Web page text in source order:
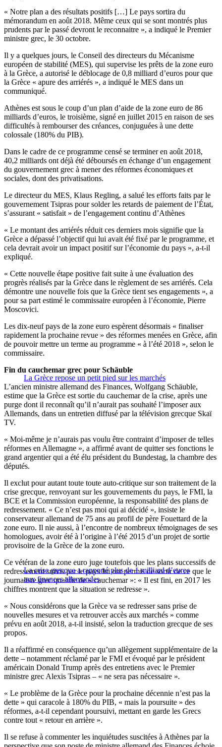
« Notre plan a des résultats positifs […] Le pays sortira du
mémorandum en août 2018. Même ceux qui se sont montrés plus
prudents par le passé devront le reconnaitre », a indiqué le Premier
ministre grec, le 30 octobre.
Il y a quelques jours, le Conseil des directeurs du Mécanisme
européen de stabilité (MES), qui supervise les prêts de la zone euro
à la Grèce, a autorisé le déblocage de 0,8 milliard d’euros pour que
la Grèce « apure des arriérés », a indiqué le MES dans un
communiqué.
Athènes est sous le coup d’un plan d’aide de la zone euro de 86
milliards d’euros, le troisième, signé en juillet 2015 en raison de ses
difficultés à rembourser des créances, conjuguées à une dette
colossale (180% du PIB).
Dans le cadre de ce programme censé se terminer en août 2018,
40,2 milliards ont déjà été déboursés en échange d’un engagement
du gouvernement grec à mener des réformes économiques et
sociales, dont des privatisations.
Le directeur du MES, Klaus Regling, a salué les efforts faits par le
gouvernement Tsipras pour solder les retards de paiement de l’État,
s’assurant « satisfait » de l’engagement continu d’Athènes
« Le montant des arriérés réduit ces derniers mois signifie que la
Grèce a dépassé l’objectif qui lui avait été fixé par le programme, et
cela devrait avoir un impact positif sur l’économie du pays », a-t-il
expliqué.
« Cette nouvelle étape positive fait suite à une évaluation des
progrès réalisés par la Grèce dans le règlement de ses arriérés. Cela
démontre une nouvelle fois que la Grèce tient ses engagements », a
pour sa part estimé le commissaire européen à l’économie, Pierre
Moscovici.
Les dix-neuf pays de la zone euro espèrent désormais « finaliser
rapidement la prochaine revue » des réformes menées en Grèce, afin
de pouvoir mettre un terme au programme « à l’été 2018 », selon le
commissaire.
La Grèce repose un petit pied sur les marchés
Fin du cauchemar grec pour Schäuble
L’ancien ministre allemand des Finances, Wolfgang Schäuble,
estime que la Grèce est sortie du cauchemar de la crise, après une
purge dont il reconnaît qu’il n’aurait pas souhaité l’imposer aux
Allemands, dans un entretien diffusé par la télévision grecque Skaï
TV.
« Moi-même je n’aurais pas voulu être contraint d’imposer de telles
réformes en Allemagne », a affirmé avant de quitter ses fonctions le
grand argentier qui a été élu président du Bundestag, la chambre des
députés.
Il exclut pour autant toute toute auto-critique sur son traitement de la
crise grecque, renvoyant sur les gouvernements du pays, le FMI, la
BCE et la Commission européenne, la responsabilité des plans de
redressement. « Ce n’est pas moi qui ai décidé », insiste le
conservateur allemand de 75 ans au profil de père Fouettard de la
zone euro. Il nie aussi, à l’encontre de nombreux témoignages de ses
homologues, avoir été à l’origine à l’été 2015 d’un projet de sortie
provisoire de la Grèce de la zone euro.
La crise grecque a rapporté plus de 1 milliard d’euros
aux finances allemandes
Ce vétéran de la zone euro juge toutefois que les plans successifs de
redressement suivis par le pays lui ont permis de sortir de ce que le
journaliste grec qualifie de « cauchemar »: « Il est fini, en 2017 les
chiffres montrent que la situation se redresse ».
« Nous considérons que la Grèce va se redresser sans prise de
nouvelles mesures et va retrouver accès aux marchés » comme
prévu en août 2018, a-t-il insisté, selon la traduction grecque de ses
propos.
Il a réaffirmé en conséquence qu’un allègement supplémentaire de la
dette – notamment réclamé par le FMI et évoqué par le président
américain Donald Trump après des entretiens avec le Premier
ministre grec Alexis Tsipras – « ne sera pas nécessaire ».
« Le problème de la Grèce pour la prochaine décennie n’est pas la
dette » qui caracole à 180% du PIB, « mais la poursuite » des
réformes, a-t-il cependant poursuivi, mettant en garde les Grecs
contre tout « retour en arrière ».
Il se refuse à commenter les inquiétudes suscitées à Athènes par la